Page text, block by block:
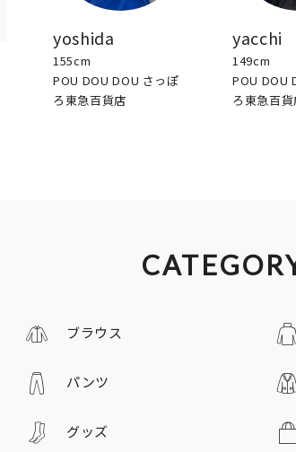
yoshida
155cm
POU DOU DOU さっぽ
ろ東急百貨店
yacchi
149cm
POU DOU
ろ東急百貨
ブラウス
パンツ
グッズ